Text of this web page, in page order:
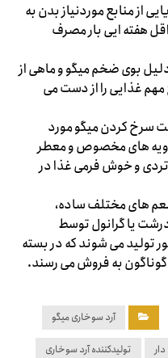
از منابع موردنیاز بدن به
هفته ایی بار مصرف
دلیل بوی ضخم میگو و ماهی از
مهم غذایی را از دست می
سرخ کردن میگو مورد
ادویه های مخصوص و معطر
تردی و خوش فرمی غذا در
های مختلف ساده،
یا گرانول توسط
تولید می شوند که در بسته
گوناگون به فروش می رسند.
آرد سوخاری میگو
تولیدکننده آرد سوخاری